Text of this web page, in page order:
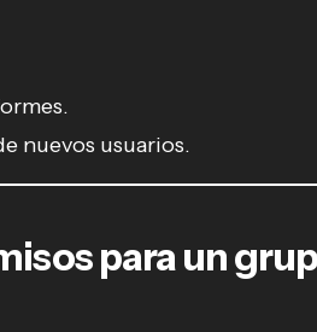
nuevos usuarios.
para un